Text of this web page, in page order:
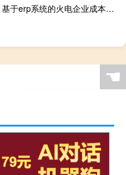
基于erp系统的火电企业成本管理研究绪论,企业资源规划系统分为几个模块
☚